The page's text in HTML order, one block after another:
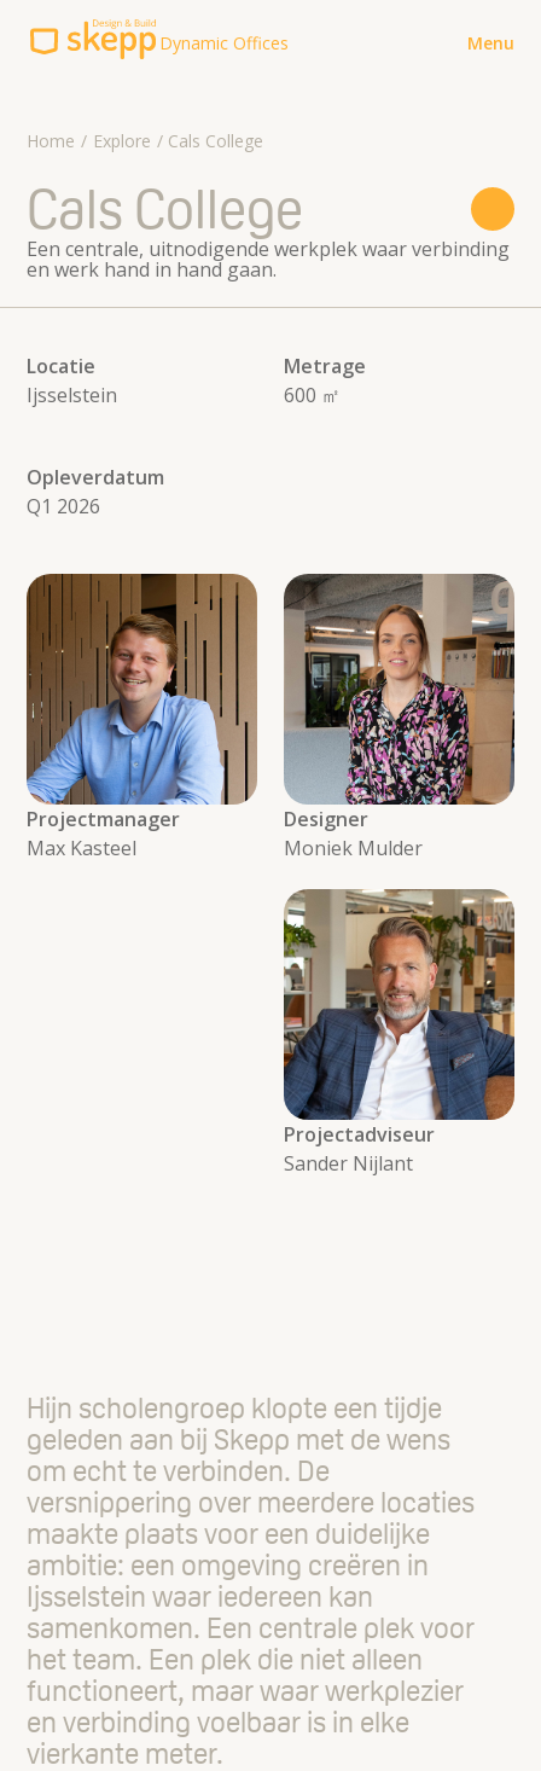
Dynamic Offices Menu
Explore
Werkwijze
Over ons
Contact
koffie@skepp.com
Voor verhuurders
Home Explore Cals College
Cals College
Een centrale, uitnodigende werkplek waar verbinding
en werk hand in hand gaan.
Locatie
Ijsselstein
Metrage
600 ㎡
Opleverdatum
Q1 2026
Designer
Moniek Mulder
Projectmanager
Max Kasteel
Projectadviseur
Sander Nijlant
Hijn scholengroep klopte een tijdje
geleden aan bij Skepp met de wens
om echt te verbinden. De
versnippering over meerdere locaties
maakte plaats voor een duidelijke
ambitie: een omgeving creëren in
Ijsselstein waar iedereen kan
samenkomen. Een centrale plek voor
het team. Een plek die niet alleen
functioneert, maar waar werkplezier
en verbinding voelbaar is in elke
vierkante meter.